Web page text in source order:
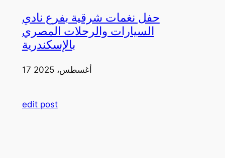
حفل نغمات شرقية بفرع نادي
السيارات والرحلات المصري
بالإسكندرية
17 أغسطس، 2025
edit post